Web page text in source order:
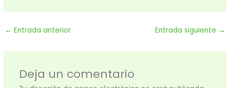
← Entrada anterior Entrada siguiente →
Deja un comentario